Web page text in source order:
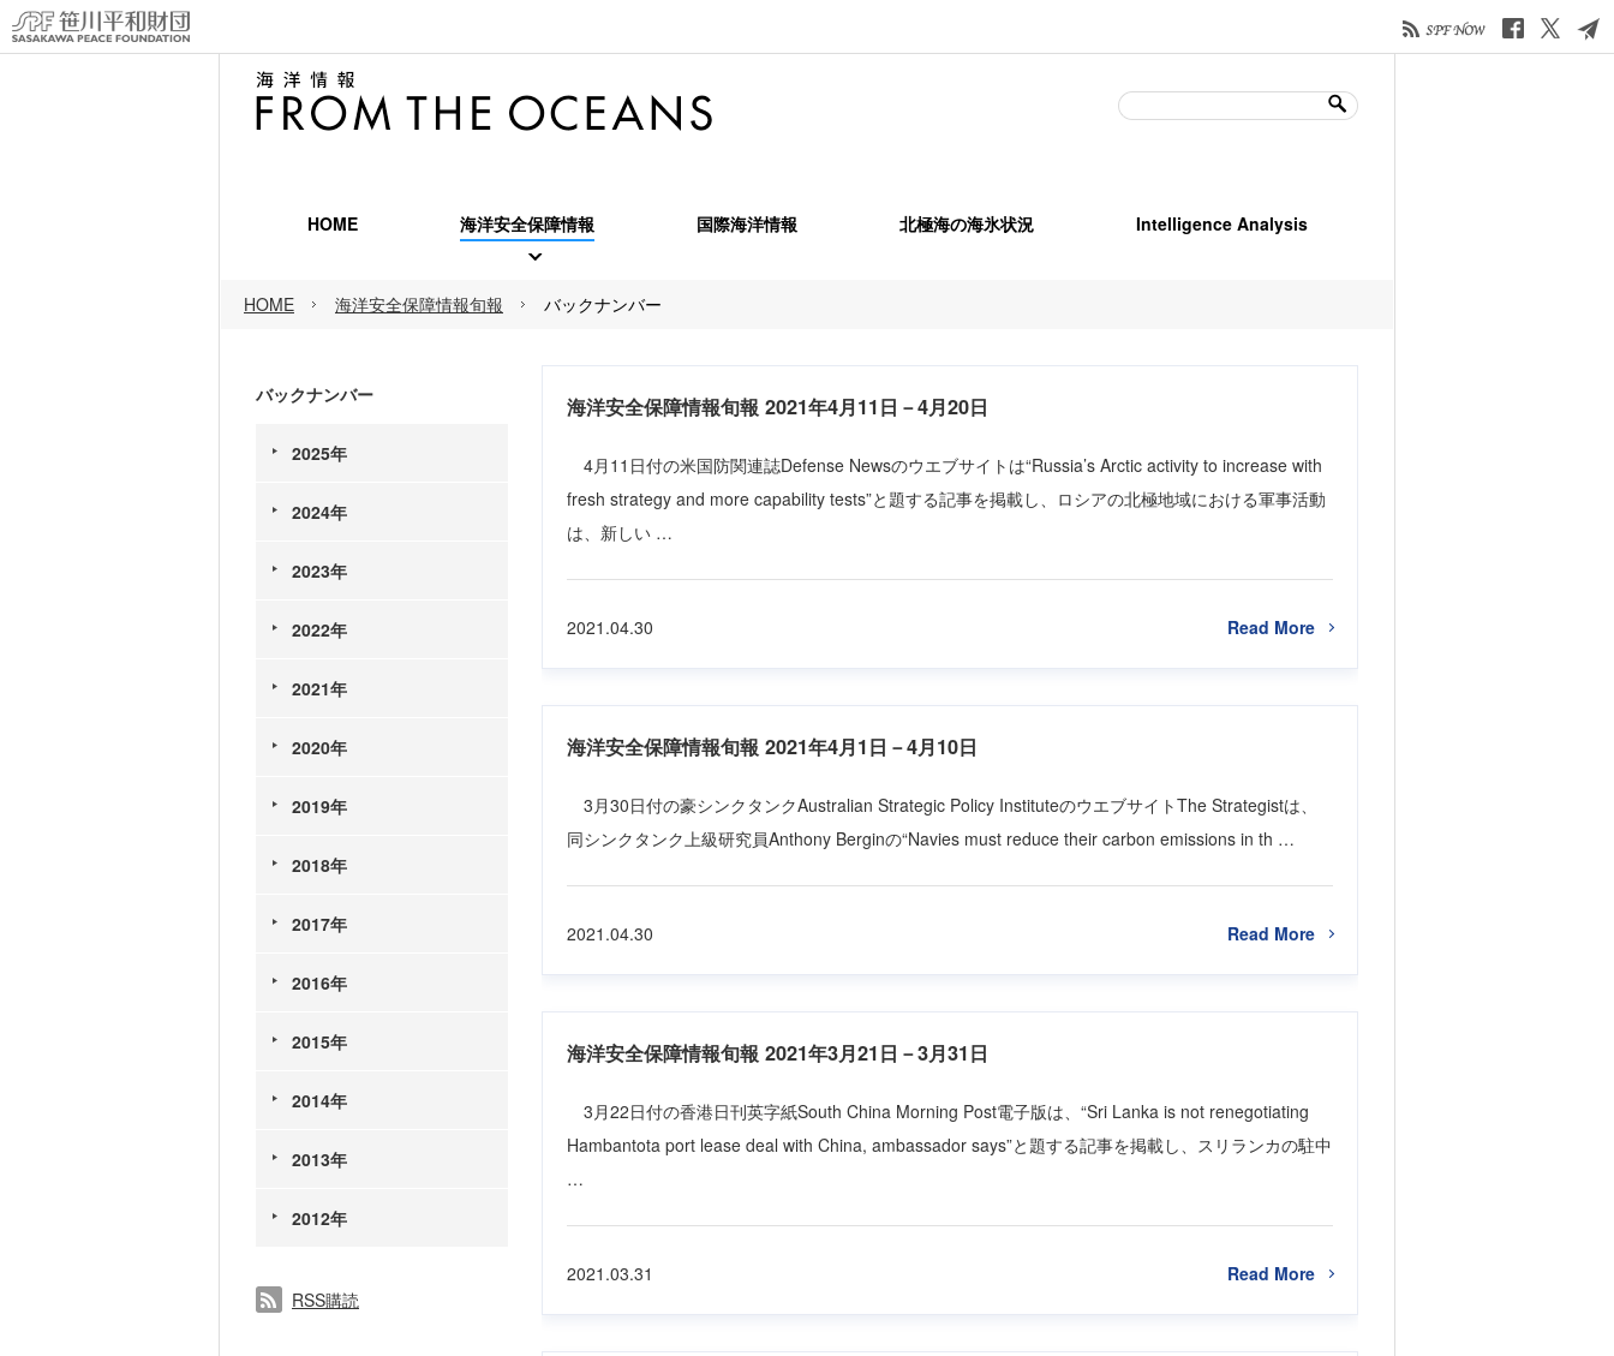
HOME 海洋安全保障情報
海洋安全保障情報旬報
OPRF MARINT Monthly Report
国際海洋情報 北極海の海氷状況 Intelligence Analysis
HOME 海洋安全保障情報旬報 バックナンバー
海洋安全保障情報旬報 2021年4月11日－4月20日
4月11日付の米国防関連誌Defense Newsのウエブサイトは“Russia’s Arctic activity to increase with
fresh strategy and more capability tests”と題する記事を掲載し、ロシアの北極地域における軍事活動
は、新しい …
Read More
2021.04.30
海洋安全保障情報旬報 2021年4月1日－4月10日
3月30日付の豪シンクタンクAustralian Strategic Policy InstituteのウエブサイトThe Strategistは、
同シンクタンク上級研究員Anthony Berginの“Navies must reduce their carbon emissions in th …
Read More
2021.04.30
海洋安全保障情報旬報 2021年3月21日－3月31日
3月22日付の香港日刊英字紙South China Morning Post電子版は、“Sri Lanka is not renegotiating
Hambantota port lease deal with China, ambassador says”と題する記事を掲載し、スリランカの駐中
…
Read More
2021.03.31
バックナンバー
2025年
2024年
2023年
2022年
2021年
2020年
2019年
2018年
2017年
2016年
2015年
2014年
2013年
2012年
RSS購読